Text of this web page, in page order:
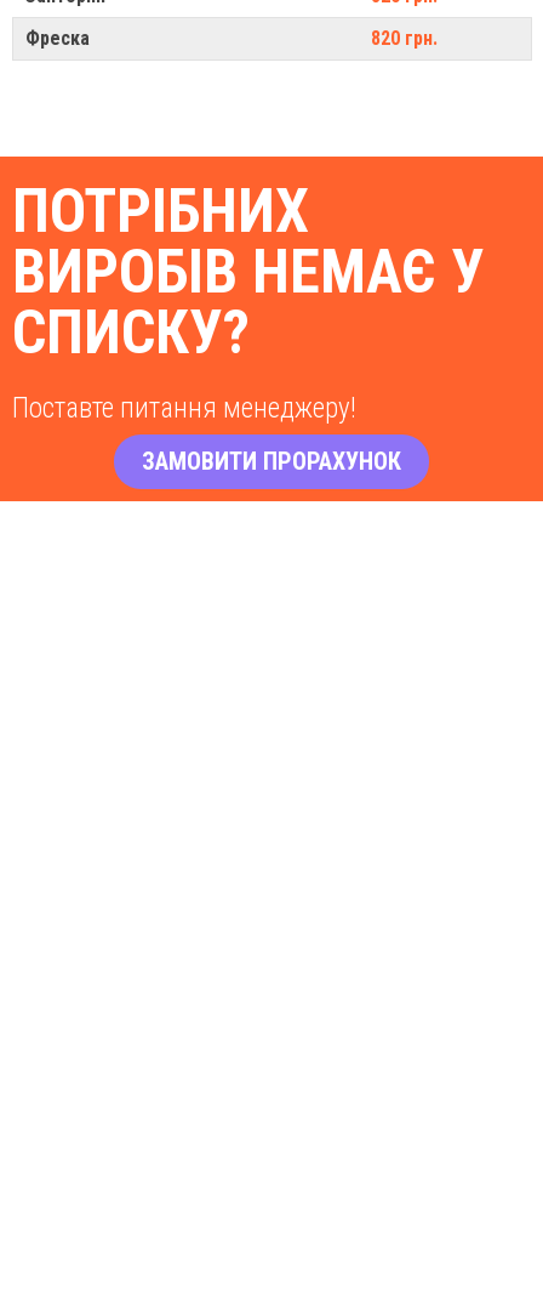
Фреска
820 грн.
ПОТРІБНИХ
ВИРОБІВ НЕМАЄ У
СПИСКУ?
Поставте питання менеджеру!
ЗАМОВИТИ ПРОРАХУНОК